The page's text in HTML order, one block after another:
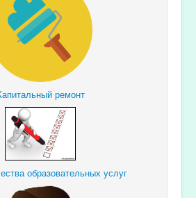
ремонт
образовательных услуг